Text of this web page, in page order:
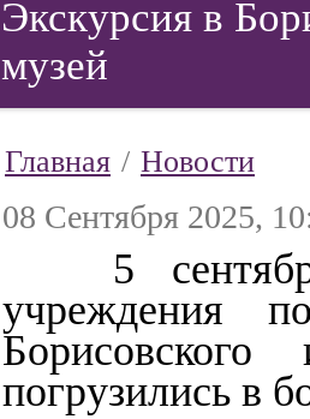
Экскурсия в
музей
Главная / Новости
08 Сентября 2025,
5 сентября
учреждения
Борисовского
погрузились в